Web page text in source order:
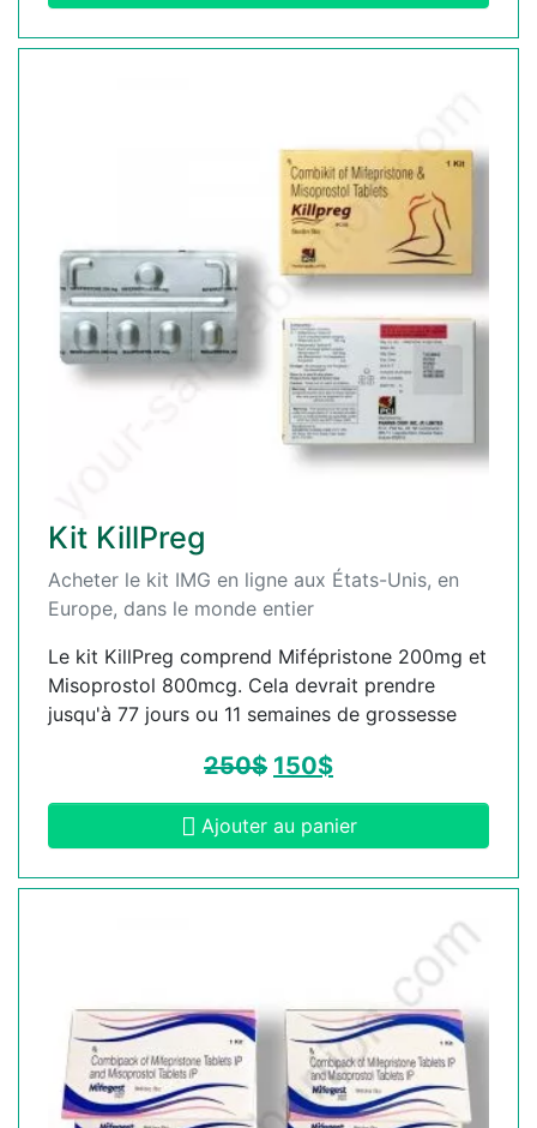
Kit KillPreg
Acheter le kit IMG en ligne aux États-Unis, en
Europe, dans le monde entier
Le kit KillPreg comprend Mifépristone 200mg et
Misoprostol 800mcg. Cela devrait prendre
jusqu'à 77 jours ou 11 semaines de grossesse
250$ 150$
Ajouter au panier